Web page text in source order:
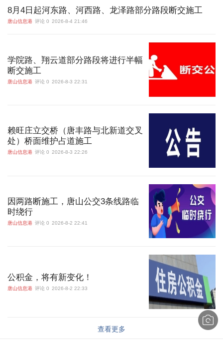
8月4日起河东路、河西路、龙泽路部分路段断交施工
唐山信息港 评论 0 2026-8-4 21:46
学院路、翔云道部分路段将进行半幅
断交施工
唐山信息港 评论 0 2026-8-3 22:31
赖旺庄立交桥（唐丰路与北新道交叉
处）桥面维护占道施工
唐山信息港 评论 0 2026-8-3 22:26
因两路断施工，唐山公交3条线路临
时绕行
唐山信息港 评论 0 2026-8-2 22:41
公积金，将有新变化！
唐山信息港 评论 0 2026-8-2 22:33
查看更多